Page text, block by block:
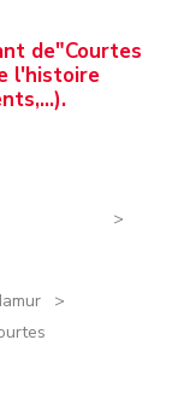
de"Courtes
l'histoire